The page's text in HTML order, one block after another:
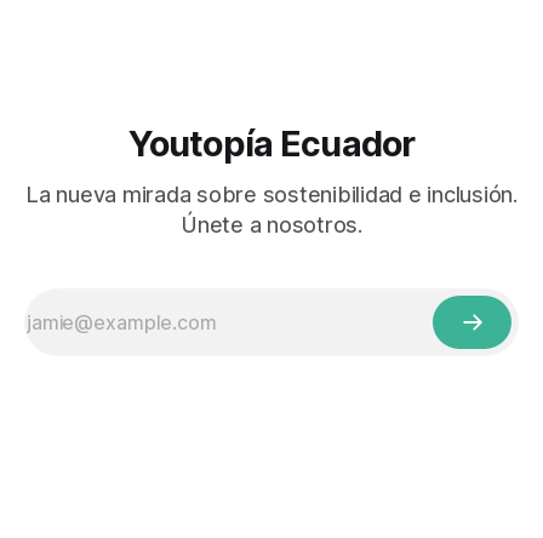
Youtopía Ecuador
La nueva mirada sobre sostenibilidad e inclusión.
Únete a nosotros.